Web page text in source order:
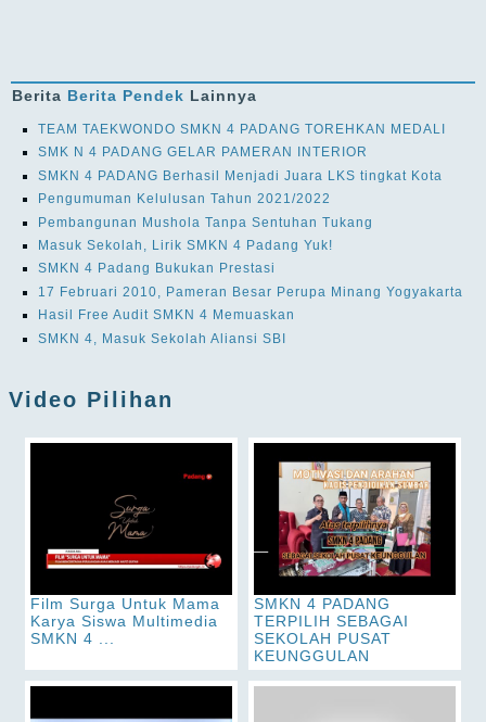
Berita Berita Pendek Lainnya
TEAM TAEKWONDO SMKN 4 PADANG TOREHKAN MEDALI
SMK N 4 PADANG GELAR PAMERAN INTERIOR
SMKN 4 PADANG Berhasil Menjadi Juara LKS tingkat Kota
Pengumuman Kelulusan Tahun 2021/2022
Pembangunan Mushola Tanpa Sentuhan Tukang
Masuk Sekolah, Lirik SMKN 4 Padang Yuk!
SMKN 4 Padang Bukukan Prestasi
17 Februari 2010, Pameran Besar Perupa Minang Yogyakarta
Hasil Free Audit SMKN 4 Memuaskan
SMKN 4, Masuk Sekolah Aliansi SBI
Video Pilihan
Film Surga Untuk Mama
Karya Siswa Multimedia
SMKN 4 ...
SMKN 4 PADANG
TERPILIH SEBAGAI
SEKOLAH PUSAT
KEUNGGULAN